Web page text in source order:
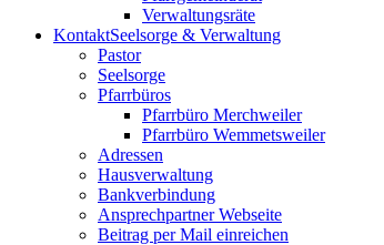
Verwaltungsräte
KontaktSeelsorge & Verwaltung
Pastor
Seelsorge
Pfarrbüros
Pfarrbüro Merchweiler
Pfarrbüro Wemmetsweiler
Adressen
Hausverwaltung
Bankverbindung
Ansprechpartner Webseite
Beitrag per Mail einreichen